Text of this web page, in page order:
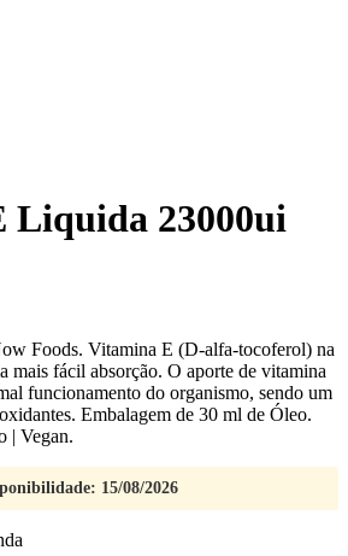
Liquida 23000ui
Foods. Vitamina E (D-alfa-tocoferol) na
mais fácil absorção. O aporte de vitamina
funcionamento do organismo, sendo um
Embalagem de 30 ml de Óleo.
| Vegan.
15/08/2026